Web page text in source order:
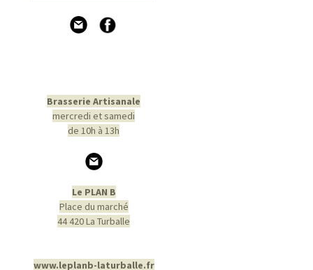
Brasserie Artisanale
mercredi et samedi
de 10h à 13h
Le PLAN B
Place du marché
44 420 La Turballe
www.leplanb-laturballe.fr